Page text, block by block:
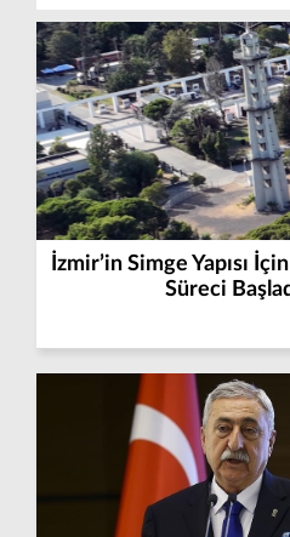
İzmir’in Simge Yapısı
Süreci